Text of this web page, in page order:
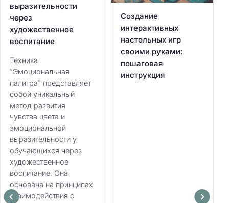
выразительности
через
художественное
воспитание
Техника
"Эмоциональная
палитра" представляет
собой уникальный
метод развития
чувства цвета и
эмоциональной
выразительности у
обучающихся через
художественное
воспитание. Она
основана на принципах
взаимодействия с
Создание
интерактивных
настольных игр
своими руками:
пошаговая
инструкция